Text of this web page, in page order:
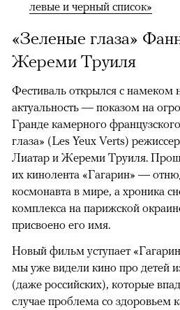
левые и черный список»
«Зеленые глаза»
Жереми Труиля
Фестиваль открылся с намеком
актуальность — показом на
Гранде камерного
глаза» (Les Yeux Verts)
Лиатар и Жереми Труиля.
их кинолента «Гагарин» —
космонавта в мире, а хроника
комплекса на парижской
присвоено его имя.
Новый фильм уступает
мы уже видели кино про детей
(даже российских), которые
случае проблема со здоровьем